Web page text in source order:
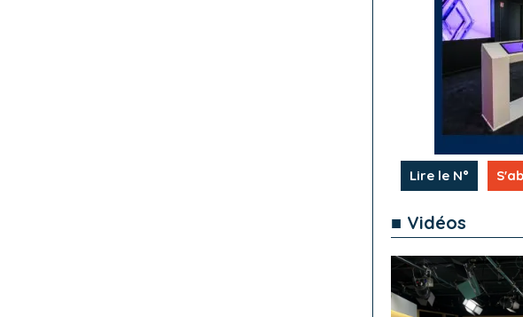
Lire le N°
■ Vidéos